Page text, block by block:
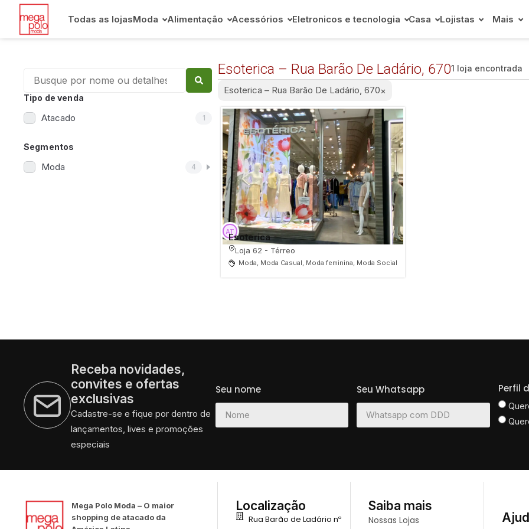
Todas as lojasModa Alimentação Acessórios Eletronicos e tecnologia Casa Lojistas Mais
Tipo de venda
Atacado 1
Segmentos
Moda 4
Esoterica – Rua Barão De Ladário, 6701 loja encontrada
Esoterica – Rua Barão De Ladário, 670×
Esoterica
Loja 62 - Térreo
Moda, Moda Casual, Moda feminina, Moda Social
Receba novidades,
convites e ofertas
exclusivas
Cadastre-se e fique por dentro de
lançamentos, lives e promoções
especiais
Seu nome Seu Whatsapp Perfil
Mega Polo Moda – O maior
shopping de atacado da
Localização
Rua Barão de Ladário nº
Saiba mais
Nossas Lojas